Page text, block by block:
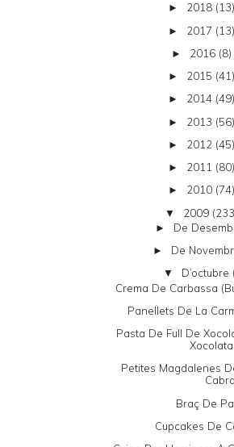
► 2018 (13)
► 2017 (13)
► 2016 (8)
► 2015 (41)
► 2014 (49)
► 2013 (56)
► 2012 (45)
► 2011 (80)
► 2010 (74)
▼ 2009
► De
► De
▼ D’octubre
Crema De Carbassa
Panellets De La
Pasta De Full De
Xocolata
Petites Magdalenes
Cabra
Braç De
Cupcakes De